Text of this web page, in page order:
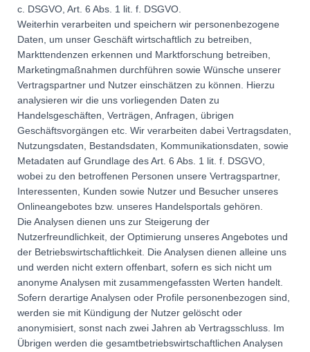
c. DSGVO, Art. 6 Abs. 1 lit. f. DSGVO.
Weiterhin verarbeiten und speichern wir personenbezogene
Daten, um unser Geschäft wirtschaftlich zu betreiben,
Markttendenzen erkennen und Marktforschung betreiben,
Marketingmaßnahmen durchführen sowie Wünsche unserer
Vertragspartner und Nutzer einschätzen zu können. Hierzu
analysieren wir die uns vorliegenden Daten zu
Handelsgeschäften, Verträgen, Anfragen, übrigen
Geschäftsvorgängen etc. Wir verarbeiten dabei Vertragsdaten,
Nutzungsdaten, Bestandsdaten, Kommunikationsdaten, sowie
Metadaten auf Grundlage des Art. 6 Abs. 1 lit. f. DSGVO,
wobei zu den betroffenen Personen unsere Vertragspartner,
Interessenten, Kunden sowie Nutzer und Besucher unseres
Onlineangebotes bzw. unseres Handelsportals gehören.
Die Analysen dienen uns zur Steigerung der
Nutzerfreundlichkeit, der Optimierung unseres Angebotes und
der Betriebswirtschaftlichkeit. Die Analysen dienen alleine uns
und werden nicht extern offenbart, sofern es sich nicht um
anonyme Analysen mit zusammengefassten Werten handelt.
Sofern derartige Analysen oder Profile personenbezogen sind,
werden sie mit Kündigung der Nutzer gelöscht oder
anonymisiert, sonst nach zwei Jahren ab Vertragsschluss. Im
Übrigen werden die gesamtbetriebswirtschaftlichen Analysen